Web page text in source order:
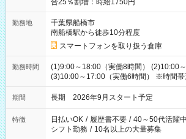
合25％割増：時給1750円
勤務地
千葉県船橋市
南船橋駅から徒歩10分程度
スマートフォンを取り扱う倉庫
勤務時間
(1)9:00～18:00（実働8時間） (2)10:00
(3)10:00～17:00（実働6時間） ※時間
期間 長期 2026年9月スタート予定
特徴 日払いOK / 履歴書不要 / 40～50代活躍中
シフト勤務 / 10名以上の大量募集